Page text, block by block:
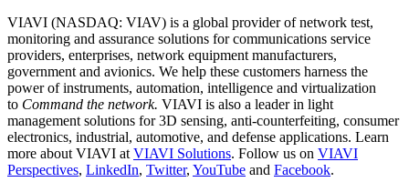
VIAVI (NASDAQ: VIAV) is a global provider of network test,
monitoring and assurance solutions for communications service
providers, enterprises, network equipment manufacturers,
government and avionics. We help these customers harness the
power of instruments, automation, intelligence and virtualization
to Command the network. VIAVI is also a leader in light
management solutions for 3D sensing, anti-counterfeiting, consumer
electronics, industrial, automotive, and defense applications. Learn
more about VIAVI at VIAVI Solutions. Follow us on VIAVI
Perspectives, LinkedIn, Twitter, YouTube and Facebook.